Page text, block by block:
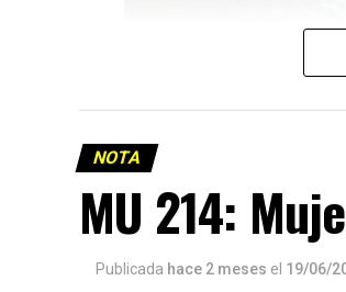
NOTA
MU 214:
Publicada hace 2 meses el 19/06/